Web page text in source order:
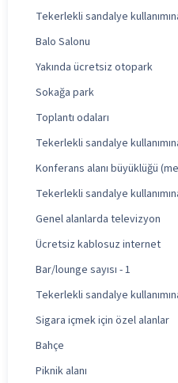
Tekerlekli sandalye
Balo Salonu
Yakında ücretsiz otopark
Sokağa park
Toplantı odaları
Tekerlekli sandalye
Konferans alanı büyüklüğü
Tekerlekli sandalye
Genel alanlarda televizyon
Ücretsiz kablosuz internet
Bar/lounge sayısı - 1
Tekerlekli sandalye
Sigara içmek için özel alanlar
Bahçe
Piknik alanı